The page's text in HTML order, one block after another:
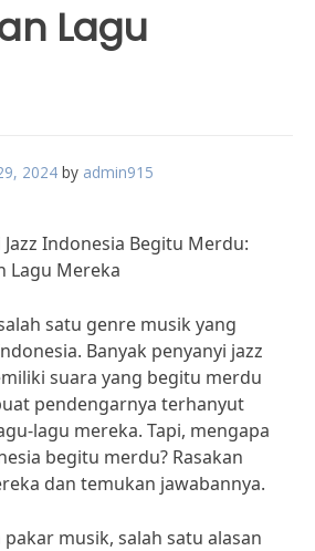
Lagu
2024 by admin915
Indonesia Begitu Merdu:
Lagu Mereka
satu genre musik yang
Banyak penyanyi jazz
suara yang begitu merdu
pendengarnya terhanyut
lagu mereka. Tapi, mengapa
begitu merdu? Rasakan
dan temukan jawabannya.
musik, salah satu alasan